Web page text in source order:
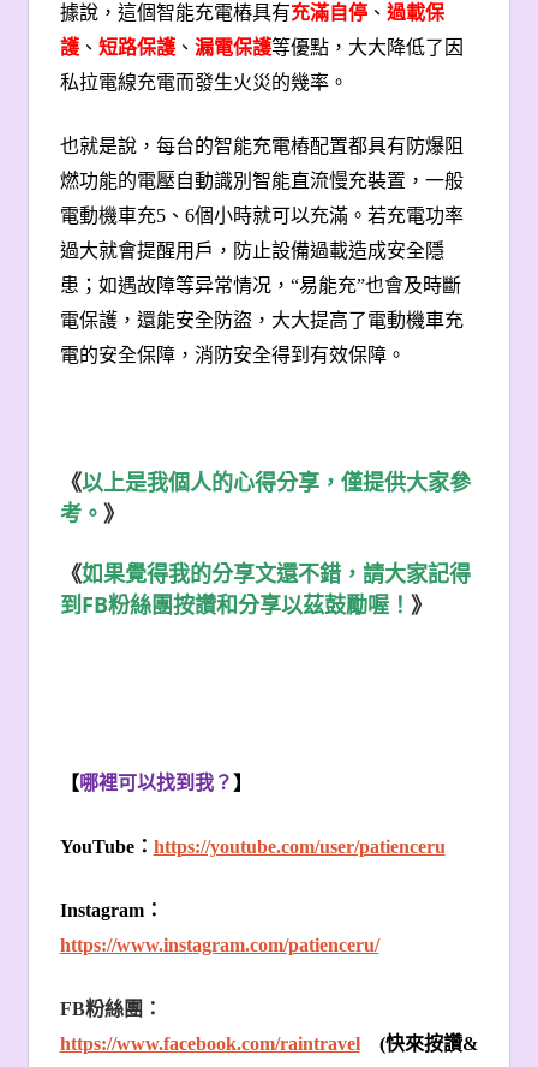
據說， 這個智能充電樁具有充滿自停、 過載保
護、 短路保護、 漏電保護等優點，大大降低了因
私拉電線充電而發生火災的幾率。
也就是說，每台的智能充電樁配置都具有防爆阻
燃功能的電壓自動識別智能直流慢充裝置，一般
電動機車充5、 6個小時就可以充滿。若充電功率
過大就會提醒用戶，防止設備過載造成安全隱
患；如遇故障等异常情况，“易能充”也會及時斷
電保護，還能安全防盜，大大提高了電動機車充
電的安全保障，消防安全得到有效保障。
《以上是我個人的心得分享，僅提供大家參
考。 》
《如果覺得我的分享文還不錯，請大家記得
到 FB粉絲團按讚和分享以茲鼓勵喔！ 》
【哪裡可以找到我？ 】
YouTube： https://youtube.com/user/patienceru
Instagram：
https://www.instagram.com/patienceru/
FB粉絲團：
https://www.facebook.com/raintravel
(快來按讚&